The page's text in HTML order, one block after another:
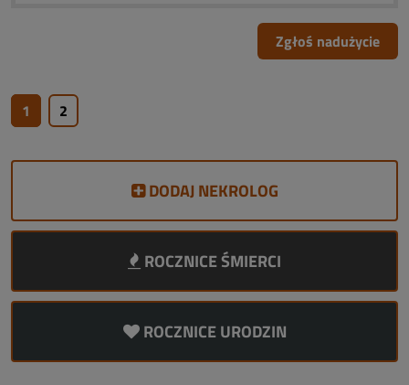
Zgłoś nadużycie
1 2
DODAJ NEKROLOG
ROCZNICE ŚMIERCI
ROCZNICE URODZIN